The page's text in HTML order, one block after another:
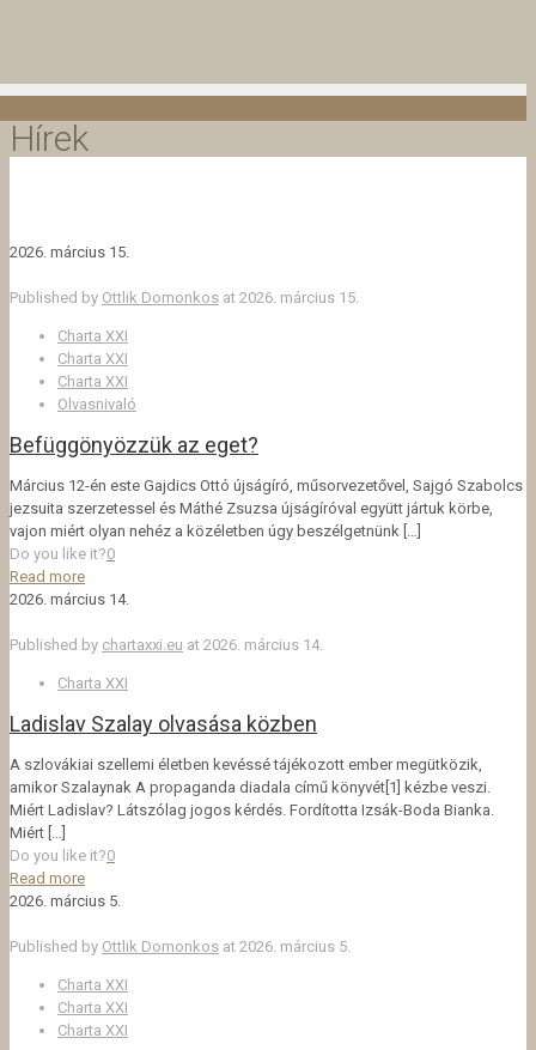
Hírek
2026. március 15.
Published by Ottlik Domonkos at 2026. március 15.
Charta XXI
Charta XXI
Charta XXI
Olvasnivaló
Befüggönyözzük az eget?
Március 12-én este Gajdics Ottó újságíró, műsorvezetővel, Sajgó Szabolcs
jezsuita szerzetessel és Máthé Zsuzsa újságíróval együtt jártuk körbe,
vajon miért olyan nehéz a közéletben úgy beszélgetnünk […]
Do you like it?0
Read more
2026. március 14.
Published by chartaxxi.eu at 2026. március 14.
Charta XXI
Ladislav Szalay olvasása közben
A szlovákiai szellemi életben kevéssé tájékozott ember megütközik,
amikor Szalaynak A propaganda diadala című könyvét[1] kézbe veszi.
Miért Ladislav? Látszólag jogos kérdés. Fordította Izsák-Boda Bianka.
Miért […]
Do you like it?0
Read more
2026. március 5.
Published by Ottlik Domonkos at 2026. március 5.
Charta XXI
Charta XXI
Charta XXI